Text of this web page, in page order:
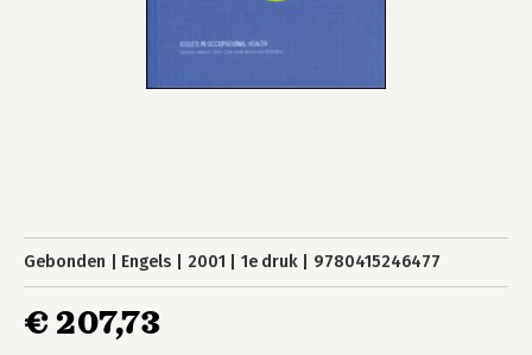
Gebonden Engels 2001 1e druk 9780415246477
€ 207,73